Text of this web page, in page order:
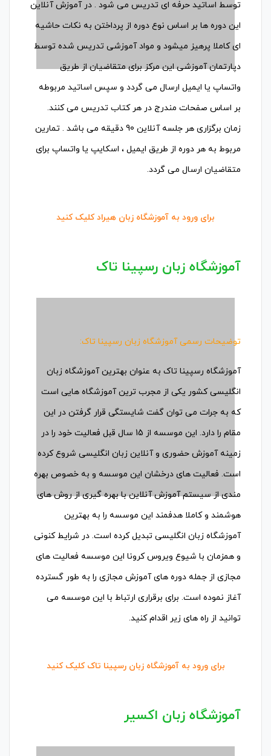
توسط اساتید حرفه ای تدریس می شود . در آموزش آنلاین
این دوره ها بر اساس نوع دوره از پرداختن به نکات حاشیه
ای کاملا پرهیز میشود و مواد آموزشی تدریس شده توسط
دپارتمان آموزشی این مرکز برای متقاضیان از طریق
واتساپ یا ایمیل ارسال می گردد و سپس اساتید مربوطه
بر اساس صفحات مندرج در هر کتاب تدریس می کنند.
زمان برگزاری هر جلسه آنلاین 90 دقیقه می باشد . تمارین
مربوط به هر دوره از طریق ایمیل ، اسکایپ یا واتساپ برای
متقاضیان ارسال می گردد.
برای ورود به آموزشگاه زبان هیراد کلیک کنید
آموزشگاه زبان رسپینا تاک
توضیحات رسمی آموزشگاه زبان رسپینا تاک:
آموزشگاه رسپینا تاک به عنوان بهترین آموزشگاه زبان
انگلیسی کشور یکی از مجرب ترین آموزشگاه هایی است
که به جرات می توان گفت شایستگی قرار گرفتن در این
مقام را دارد. این موسسه از 15 سال قبل فعالیت خود را در
زمینه آموزش حضوری و آنلاین زبان انگلیسی شروع کرده
است. فعالیت های درخشان این موسسه و به خصوص بهره
مندی از سیستم آموزش آنلاین با بهره گیری از روش های
هوشمند و کاملا هدفمند این موسسه را به بهترین
آموزشگاه زبان انگلیسی تبدیل کرده است. در شرایط کنونی
و همزمان با شیوع ویروس کرونا این موسسه فعالیت های
مجازی از جمله دوره های آموزش مجازی را به طور گسترده
آغاز نموده است. برای برقراری ارتباط با این موسسه می
توانید از راه های زیر اقدام کنید.
برای ورود به آموزشگاه زبان رسپینا تاک کلیک کنید
آموزشگاه زبان اکسیر